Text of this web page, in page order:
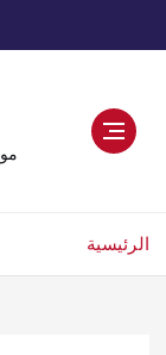
الرئيسية